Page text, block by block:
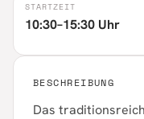
STARTZEIT
10:30–15:30 Uhr
BESCHREIBUNG
Das